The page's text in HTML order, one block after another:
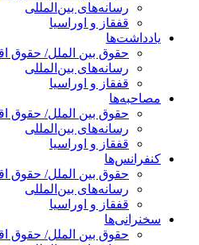
رسانه‌های بین‌المللی
قفقاز و اوراسیا
یادداشت‌ها
حقوق بین الملل/ حقوق
رسانه‌های بین‌المللی
قفقاز و اوراسیا
مصاحبه‌ها
حقوق بین الملل/ حقوق
رسانه‌های بین‌المللی
قفقاز و اوراسیا
کنفرانس‌ها
حقوق بین الملل/ حقوق
رسانه‌های بین‌المللی
قفقاز و اوراسیا
سخنرانی‌ها
حقوق بین الملل/ حقوق